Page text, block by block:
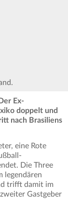
Ex-
doppelt und
nach Brasiliens
eine Rote
Die Three
legendären
trifft damit im
Gastgeber